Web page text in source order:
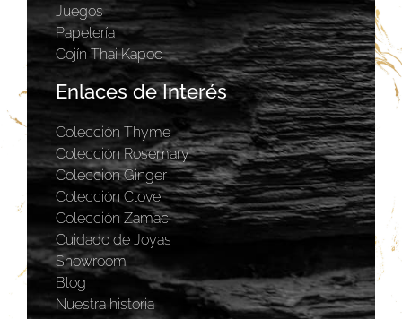
Juegos
Papelería
Cojín Thai Kapoc
Enlaces de Interés
Colección Thyme
Colección Rosemary
Coleccion Ginger
Colección Clove
Colección Zamac
Cuidado de Joyas
Showroom
Blog
Nuestra historia